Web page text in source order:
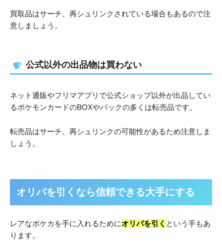
買取品はサーチ、再シュリンクされている場合もあるので注
意しましょう。
公式以外の出品物は買わない
ネット通販やフリマアプリで公式ショップ以外が出品してい
るポケモンカードのBOXやパックの多くは転売品です。
転売品はサーチ、再シュリンクの可能性があるため注意しま
しょう。
オリパを引くなら信頼できる大手にする
レアなポケカを手に入れるためにオリパを引く という手もあ
ります。